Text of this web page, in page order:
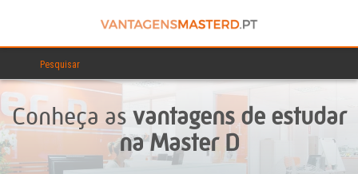
Conheça as vantagens de estudar
na Master D